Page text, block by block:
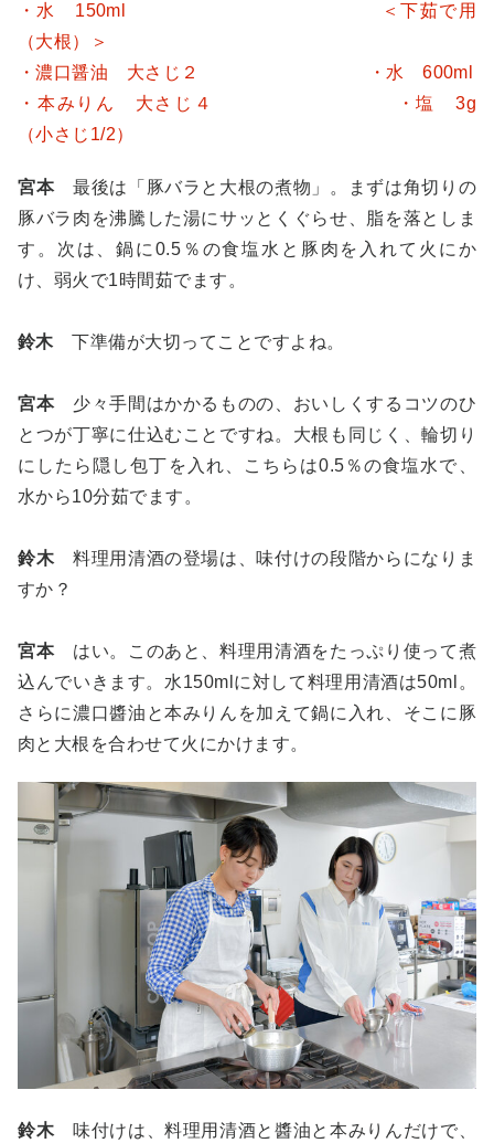
・水 150ml ＜下茹で用
（大根）＞
・濃口醤油 大さじ２ ・水 600ml
・本みりん 大さじ４ ・塩 3g
（小さじ1/2）
宮本最後は「豚バラと大根の煮物」。まずは角切りの
豚バラ肉を沸騰した湯にサッとくぐらせ、脂を落としま
す。次は、鍋に0.5％の食塩水と豚肉を入れて火にか
け、弱火で1時間茹でます。
鈴木下準備が大切ってことですよね。
宮本少々手間はかかるものの、おいしくするコツのひ
とつが丁寧に仕込むことですね。大根も同じく、輪切り
にしたら隠し包丁を入れ、こちらは0.5％の食塩水で、
水から10分茹でます。
鈴木料理用清酒の登場は、味付けの段階からになりま
すか？
宮本はい。このあと、料理用清酒をたっぷり使って煮
込んでいきます。水150mlに対して料理用清酒は50ml。
さらに濃口醬油と本みりんを加えて鍋に入れ、そこに豚
肉と大根を合わせて火にかけます。
鈴木味付けは、料理用清酒と醬油と本みりんだけで、